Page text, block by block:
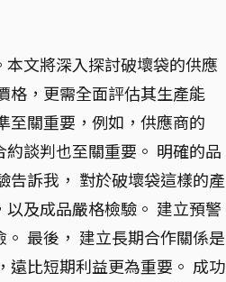
文將深入探討破壞袋的供應
格，更需全面評估其生產能
至關重要，例如，供應商的
談判也至關重要。 明確的品
告訴我， 對於破壞袋這樣的產
及成品嚴格檢驗。 建立預警
最後， 建立長期合作關係是
遠比短期利益更為重要。 成功